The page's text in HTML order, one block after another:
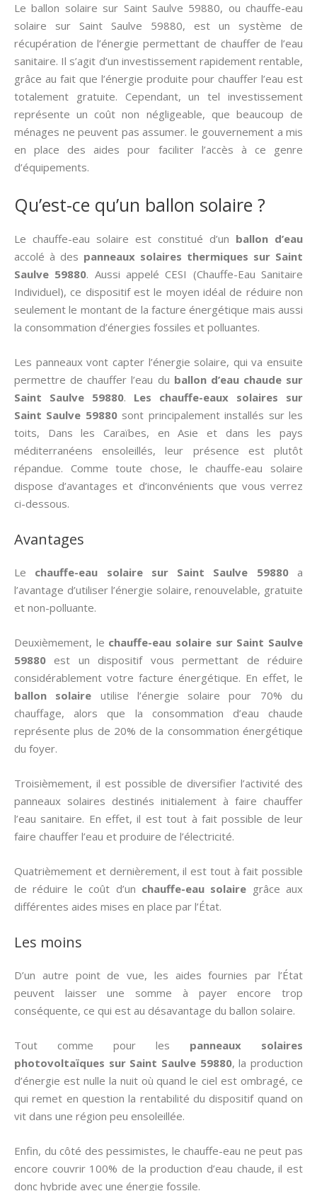
Le ballon solaire sur Saint Saulve 59880, ou chauffe-eau
solaire sur Saint Saulve 59880, est un système de
récupération de l’énergie permettant de chauffer de l’eau
sanitaire. Il s’agit d’un investissement rapidement rentable,
grâce au fait que l’énergie produite pour chauffer l’eau est
totalement gratuite. Cependant, un tel investissement
représente un coût non négligeable, que beaucoup de
ménages ne peuvent pas assumer. le gouvernement a mis
en place des aides pour faciliter l’accès à ce genre
d’équipements.
Qu’est-ce qu’un ballon solaire ?
Le chauffe-eau solaire est constitué d’un ballon d’eau
accolé à des panneaux solaires thermiques sur Saint
Saulve 59880. Aussi appelé CESI (Chauffe-Eau Sanitaire
Individuel), ce dispositif est le moyen idéal de réduire non
seulement le montant de la facture énergétique mais aussi
la consommation d’énergies fossiles et polluantes.
Les panneaux vont capter l’énergie solaire, qui va ensuite
permettre de chauffer l’eau du ballon d’eau chaude sur
Saint Saulve 59880. Les chauffe-eaux solaires sur
Saint Saulve 59880sont principalement installés sur les
toits, Dans les Caraïbes, en Asie et dans les pays
méditerranéens ensoleillés, leur présence est plutôt
répandue. Comme toute chose, le chauffe-eau solaire
dispose d’avantages et d’inconvénients que vous verrez
ci-dessous.
Avantages
Le chauffe-eau solaire sur Saint Saulve 59880a
l’avantage d’utiliser l’énergie solaire, renouvelable, gratuite
et non-polluante.
Deuxièmement, le chauffe-eau solaire sur Saint Saulve
59880 est un dispositif vous permettant de réduire
considérablement votre facture énergétique. En effet, le
ballon solaire utilise l’énergie solaire pour 70% du
chauffage, alors que la consommation d’eau chaude
représente plus de 20% de la consommation énergétique
du foyer.
Troisièmement, il est possible de diversifier l’activité des
panneaux solaires destinés initialement à faire chauffer
l’eau sanitaire. En effet, il est tout à fait possible de leur
faire chauffer l’eau et produire de l’électricité.
Quatrièmement et dernièrement, il est tout à fait possible
de réduire le coût d’un chauffe-eau solaire grâce aux
différentes aides mises en place par l’État.
Les moins
D’un autre point de vue, les aides fournies par l’État
peuvent laisser une somme à payer encore trop
conséquente, ce qui est au désavantage du ballon solaire.
Tout comme pour les panneaux solaires
photovoltaïques sur Saint Saulve 59880, la production
d’énergie est nulle la nuit où quand le ciel est ombragé, ce
qui remet en question la rentabilité du dispositif quand on
vit dans une région peu ensoleillée.
Enfin, du côté des pessimistes, le chauffe-eau ne peut pas
encore couvrir 100% de la production d’eau chaude, il est
donc hybride avec une énergie fossile.